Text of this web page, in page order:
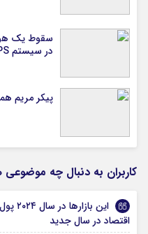
سقوط یک
در سیستم‌ GPS
پیکر مریم
کاربران به دنبال چه
این
اقتصاد در سال جدید